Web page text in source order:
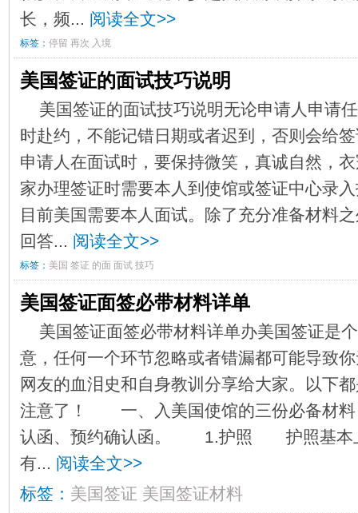
长，频... 阅读全文>>
标签： 停留 再次 入境
美国签证的面试技巧说明
美国签证的面试技巧说明无论申请人申请
时赴约，不能记错日期或者迟到，否则会给
申请人在面试时，要保持微笑，真诚自然，
家办理签证时需要本人到使馆或签证中心录
目前美国需要本人面试。除了充分准备材料
回答... 阅读全文>>
标签： 美国 签证 的面 面试 技巧
美国签证面签必带材料详单
美国签证面签必带材料详单办美国签证是
意，任何一个环节忽略或者错漏都可能导致
网友的血泪史和自身教训分享给大家。以下
注意了！ 一、入美国使馆的三份必备材
认函、预约确认函。 1.护照 护照基本上
有... 阅读全文>>
标签： 美国签证 美国签证材料